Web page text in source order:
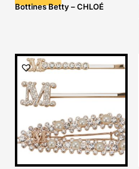
Bottines Betty – CHLOÉ